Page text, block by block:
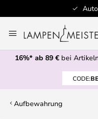
Inhalt
springen
16%* ab 89 € bei
CODE:
Aufbewahrung